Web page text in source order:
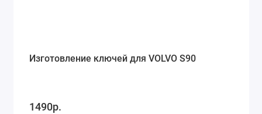
Изготовление ключей для VOLVO S90
1490р.